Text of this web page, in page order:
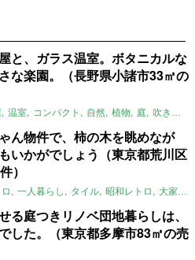
と、ガラス温室。ボタニカルな
な楽園。（長野県小諸市33㎡の
温室 コンパクト 自然 植物 庭 吹き抜け
ん物件で、柿の木を眺めなが
いかがでしょう（東京都荒川区
）
一人暮らし タイル 昭和レトロ 大家女子
る庭つきリノベ団地暮らしは、
した。（東京都多摩市83㎡の売